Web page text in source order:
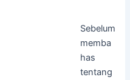
Sebelum
memba
has
tentang